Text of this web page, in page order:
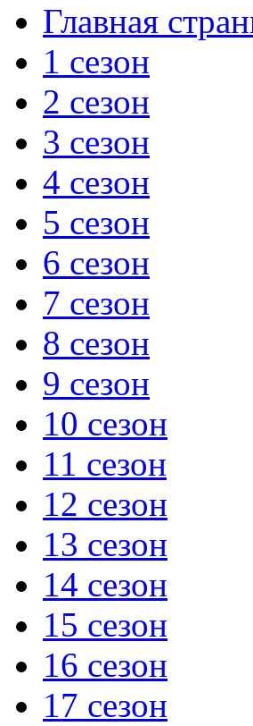
Главная
1 сезон
2 сезон
3 сезон
4 сезон
5 сезон
6 сезон
7 сезон
8 сезон
9 сезон
10 сезон
11 сезон
12 сезон
13 сезон
14 сезон
15 сезон
16 сезон
17 сезон